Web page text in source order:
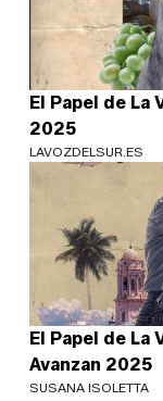
El Papel de La
2025
LAVOZDELSUR.ES
El Papel de La
Avanzan 2025
SUSANA ISOLETTA